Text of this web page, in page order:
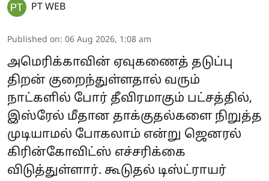
PT WEB
Published on: 06 Aug 2026, 1:08 am
அமெரிக்காவின் ஏவுகணைத் தடுப்பு
திறன் குறைந்துள்ளதால் வரும்
நாட்களில் போர் தீவிரமாகும் பட்சத்தில்,
இஸ்ரேல் மீதான தாக்குதல்களை நிறுத்த
முடியாமல் போகலாம் என்று ஜெனரல்
கிரின்கோவிட்ஸ் எச்சரிக்கை
விடுத்துள்ளார். கூடுதல் டிஸ்ட்ராயர்